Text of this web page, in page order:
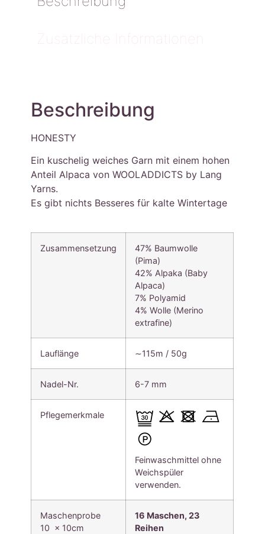
Zusätzliche Informationen
Beschreibung
HONESTY
Ein kuschelig weiches Garn mit einem hohen
Anteil Alpaca von WOOLADDICTS by Lang
Yarns.
Es gibt nichts Besseres für kalte Wintertage
Zusammensetzung
47% Baumwolle
(Pima)
42% Alpaka (Baby
Alpaca)
7% Polyamid
4% Wolle (Merino
extrafine)
Lauflänge ∼115m / 50g
Nadel-Nr. 6-7 mm
Pflegemerkmale
Feinwaschmittel ohne
Weichspüler
verwenden.
Maschenprobe
10 x 10cm
16 Maschen, 23
Reihen